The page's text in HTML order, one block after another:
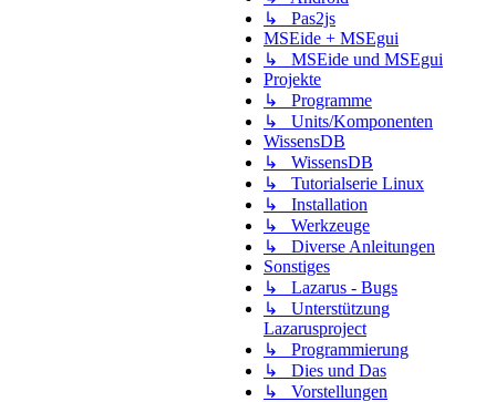
↳ Pas2js
MSEide + MSEgui
↳ MSEide und MSEgui
Projekte
↳ Programme
↳ Units/Komponenten
WissensDB
↳ WissensDB
↳ Tutorialserie Linux
↳ Installation
↳ Werkzeuge
↳ Diverse Anleitungen
Sonstiges
↳ Lazarus - Bugs
↳ Unterstützung
Lazarusproject
↳ Programmierung
↳ Dies und Das
↳ Vorstellungen